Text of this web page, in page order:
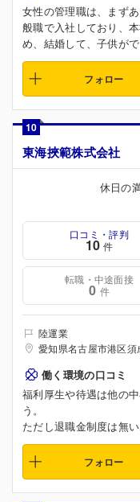
女性の管理職は、まず
般職で入社しており、
め、結婚して、子供が
フォロー
10
東海挾範株式会社
休日の
口コミ・評判
10 件
転職・中途面接
0 件
陸運業
愛知県名古屋市港区
働く環境の口コミ
福利厚生や待遇は他の
う。
ただし退職金制度は無
フォロー